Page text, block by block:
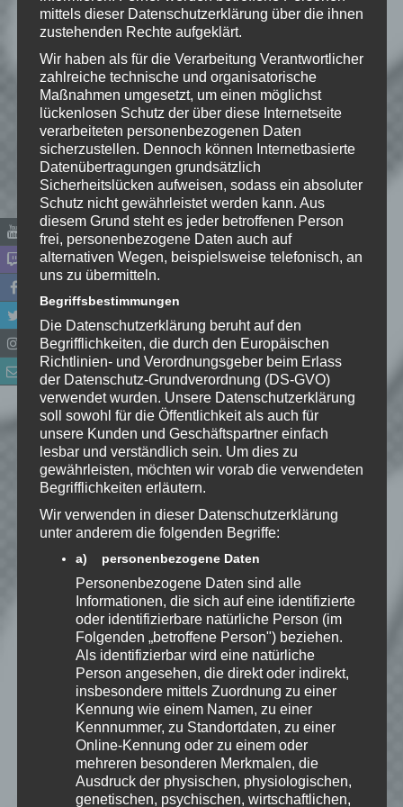
sind mit*markiert
Kommentar*
Name
E-Mail-Adresse*
Website
*Ich habe die
Datenschutzerklärungzur
Kenntnis genommen. Ich stimme
gespeichert werden.
Benachrichtige mich über
nachfolgende Kommentare via E-
Mail.
Benachrichtige mich über neue
Beiträge via E-Mail.
Speedy
mittels dieser Datenschutzerklärung über die ihnen
zustehenden Rechte aufgeklärt.
Wir haben als für die Verarbeitung Verantwortlicher
zahlreiche technische und organisatorische
Maßnahmen umgesetzt, um einen möglichst
lückenlosen Schutz der über diese Internetseite
verarbeiteten personenbezogenen Daten
sicherzustellen. Dennoch können Internetbasierte
Datenübertragungen grundsätzlich
Sicherheitslücken aufweisen, sodass ein absoluter
Schutz nicht gewährleistet werden kann. Aus
diesem Grund steht es jeder betroffenen Person
frei, personenbezogene Daten auch auf
alternativen Wegen, beispielsweise telefonisch, an
uns zu übermitteln.
Begriffsbestimmungen
Die Datenschutzerklärung beruht auf den
Begrifflichkeiten, die durch den Europäischen
Richtlinien- und Verordnungsgeber beim Erlass
der Datenschutz-Grundverordnung (DS-GVO)
verwendet wurden. Unsere Datenschutzerklärung
soll sowohl für die Öffentlichkeit als auch für
unsere Kunden und Geschäftspartner einfach
lesbar und verständlich sein. Um dies zu
gewährleisten, möchten wir vorab die verwendeten
Begrifflichkeiten erläutern.
Wir verwenden in dieser Datenschutzerklärung
unter anderem die folgenden Begriffe:
a) personenbezogene Daten
Personenbezogene Daten sind alle
Informationen, die sich auf eine identifizierte
oder identifizierbare natürliche Person (im
Folgenden „betroffene Person") beziehen.
Als identifizierbar wird eine natürliche
Person angesehen, die direkt oder indirekt,
insbesondere mittels Zuordnung zu einer
Kennung wie einem Namen, zu einer
Kennnummer, zu Standortdaten, zu einer
Online-Kennung oder zu einem oder
mehreren besonderen Merkmalen, die
Ausdruck der physischen, physiologischen,
genetischen, psychischen, wirtschaftlichen,